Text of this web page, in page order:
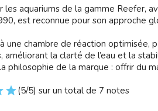
aquariums de la gamme Reefer,
est reconnue pour son approche
chambre de réaction optimisée,
la clarté de l’eau et la
philosophie de la marque : offrir
(5/5) sur un total de 7 notes